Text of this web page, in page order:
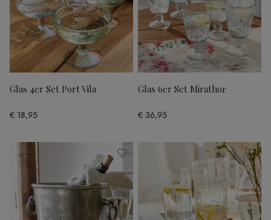
Glas 4er Set Port Vila
€ 18,95
Glas 6er Set Mirathor
€ 36,95